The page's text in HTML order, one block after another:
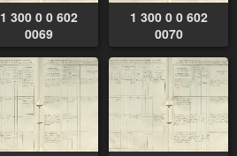
1 300 0 0 602
0069
1 300 0 0 602
0070